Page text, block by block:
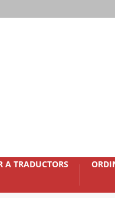
A TRADUCTORS